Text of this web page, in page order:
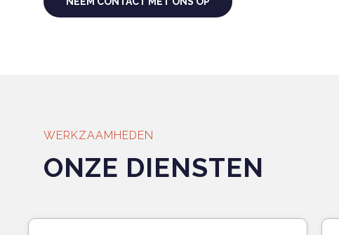
WERKZAAMHEDEN
ONZE DIENSTEN